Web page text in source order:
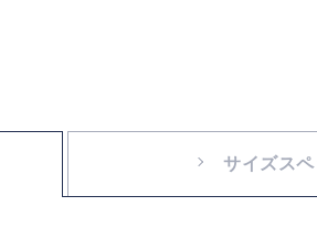
サイズスペ